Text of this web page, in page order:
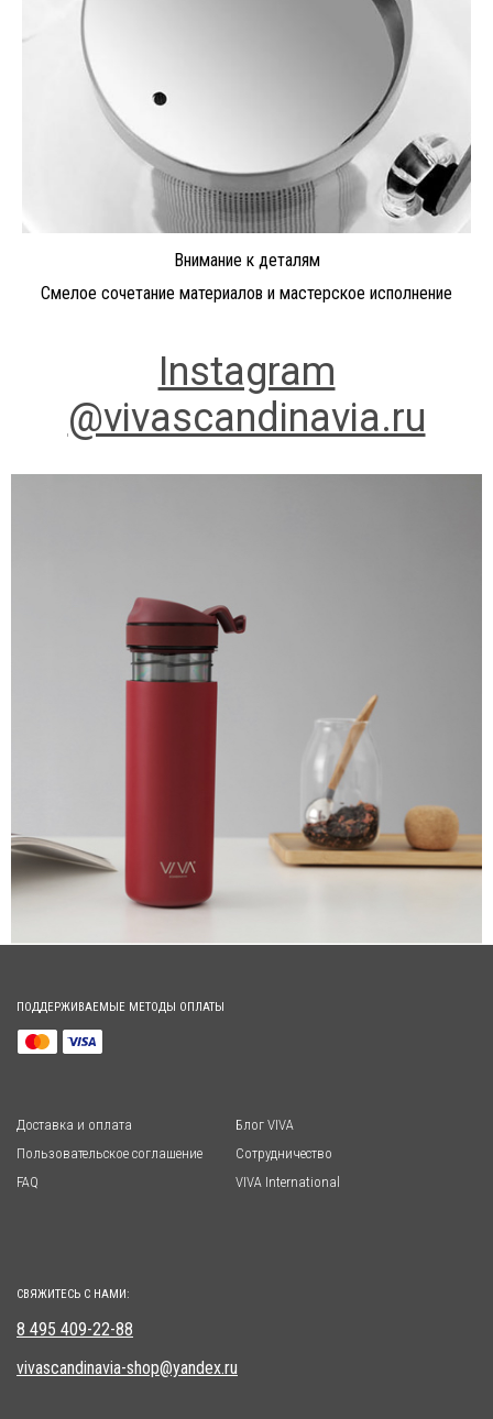
Внимание к деталям
Смелое сочетание материалов и мастерское исполнение
Instagram
@vivascandinavia.ru
ПОДДЕРЖИВАЕМЫЕ МЕТОДЫ ОПЛАТЫ
Доставка и оплата
Пользовательское соглашение
FAQ
Блог VIVA
Сотрудничество
VIVA International
СВЯЖИТЕСЬ С НАМИ:
8 495 409-22-88
vivascandinavia-shop@yandex.ru